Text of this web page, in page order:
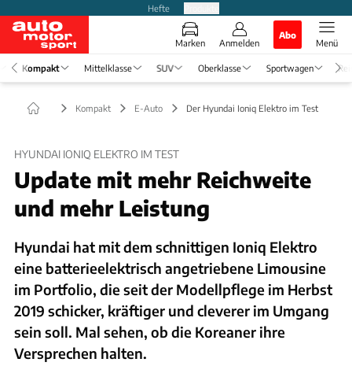
Hefte
Marken Anmelden
Abo
Menü
Kompakt Mittelklasse SUV Oberklasse Sportwagen
Kompakt E-Auto Der Hyundai Ioniq Elektro im Test
HYUNDAI IONIQ ELEKTRO IM TEST
Update mit mehr Reichweite
und mehr Leistung
Hyundai hat mit dem schnittigen Ioniq Elektro
eine batterieelektrisch angetriebene Limousine
im Portfolio, die seit der Modellpflege im Herbst
2019 schicker, kräftiger und cleverer im Umgang
sein soll. Mal sehen, ob die Koreaner ihre
Versprechen halten.